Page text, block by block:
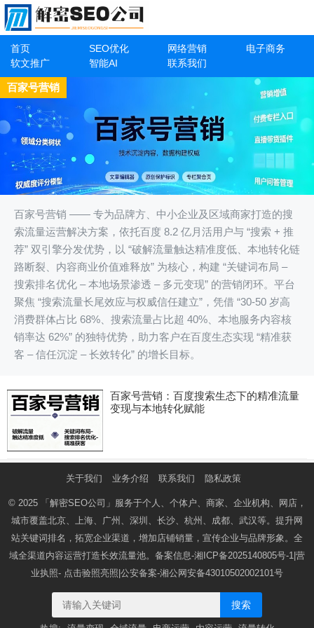
首页 SEO优化 网络营销
电子商务
软文推广
智能AI 联系我们
百家号营销
百家号营销 —— 专为品牌方、中小企业及区域商家打造的搜
索流量运营解决方案，依托百度 8.2 亿月活用户与 “搜索 + 推
荐” 双引擎分发优势，以 “破解流量触达精准度低、本地转化链
路断裂、内容商业价值难释放” 为核心，构建 “关键词布局 –
搜索排名优化 – 本地场景渗透 – 多元变现” 的营销闭环。平台
聚焦 “搜索流量长尾效应与权威信任建立”，凭借 “30-50 岁高
消费群体占比 68%、搜索流量占比超 40%、本地服务内容核
销率达 62%” 的独特优势，助力客户在百度生态实现 “精准获
客 – 信任沉淀 – 长效转化” 的增长目标。
百家号营销：百度搜索生态下的精准流量
变现与本地转化赋能
关于我们 业务介绍 联系我们 隐私政策
© 2025 「解密SEO公司」 服务于个人、个体户、商家、企业机构、网店，
城市覆盖北京、上海、广州、深圳、长沙、杭州、成都、武汉等。提升网
站关键词排名，拓宽企业渠道，增加店铺销量，宣传企业与品牌形象。全
域全渠道内容运营打造长效流量池。备案信息-湘ICP备2025140805号-1 |营
业执照- 点击验照亮照 |公安备案-湘公网安备43010502002101号
搜索